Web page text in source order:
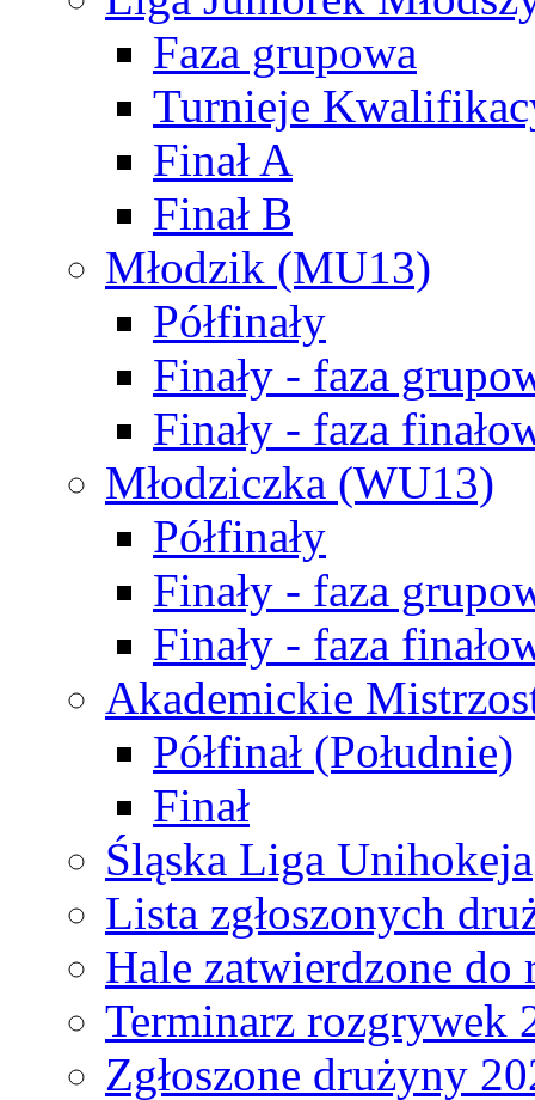
Faza grupowa
Turnieje
Finał A
Finał B
Młodzik (MU13)
Półfinały
Finały - faza
Finały - faza
Młodziczka (WU13)
Półfinały
Finały - faza
Finały - faza
Akademickie
Półfinał (Południe)
Finał
Śląska Liga Unihokeja
Lista zgłoszonych
Hale zatwierdzone do
Terminarz rozgrywek
Zgłoszone drużyny